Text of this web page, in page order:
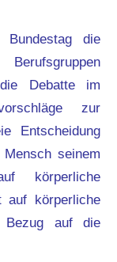
die
Debatte im
zur
Entscheidung
seinem
körperliche
auf körperliche
Bezug auf die